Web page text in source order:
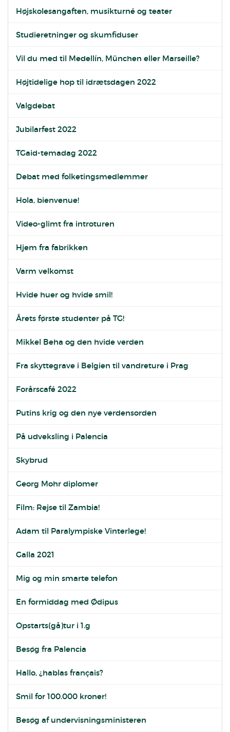
Højskolesangaften, musikturné og teater
Studieretninger og skumfiduser
Vil du med til Medellín, München eller Marseille?
Højtidelige hop til idrætsdagen 2022
Valgdebat
Jubilarfest 2022
TGaid-temadag 2022
Debat med folketingsmedlemmer
Hola, bienvenue!
Video-glimt fra introturen
Hjem fra fabrikken
Varm velkomst
Hvide huer og hvide smil!
Årets første studenter på TG!
Mikkel Beha og den hvide verden
Fra skyttegrave i Belgien til vandreture i Prag
Forårscafé 2022
Putins krig og den nye verdensorden
På udveksling i Palencia
Skybrud
Georg Mohr diplomer
Film: Rejse til Zambia!
Adam til Paralympiske Vinterlege!
Galla 2021
Mig og min smarte telefon
En formiddag med Ødipus
Opstarts(gå)tur i 1.g
Besøg fra Palencia
Hallo, ¿hablas français?
Smil for 100.000 kroner!
Besøg af undervisningsministeren